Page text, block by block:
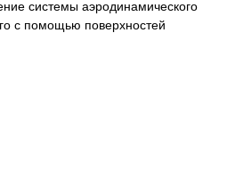
системы аэродинамического
с помощью поверхностей